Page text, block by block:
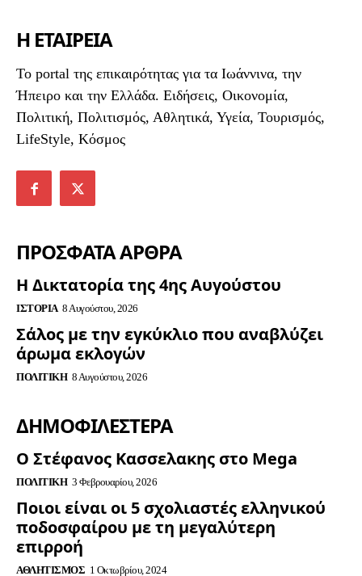
Η ΕΤΑΙΡΕΙΑ
To portal της επικαιρότητας για τα Ιωάννινα, την
Ήπειρο και την Ελλάδα. Ειδήσεις, Οικονομία,
Πολιτική, Πολιτισμός, Αθλητικά, Υγεία, Τουρισμός,
LifeStyle, Κόσμος
ΠΡΟΣΦΑΤΑ ΑΡΘΡΑ
Η Δικτατορία της 4ης Αυγούστου
ΙΣΤΟΡΊΑ 8 Αυγούστου, 2026
Σάλος με την εγκύκλιο που αναβλύζει
άρωμα εκλογών
ΠΟΛΙΤΙΚΉ 8 Αυγούστου, 2026
ΔΗΜΟΦΙΛΈΣΤΕΡΑ
Ο Στέφανος Κασσελακης στο Mega
ΠΟΛΙΤΙΚΉ 3 Φεβρουαρίου, 2026
Ποιοι είναι οι 5 σχολιαστές ελληνικού
ποδοσφαίρου με τη μεγαλύτερη
επιρροή
ΑΘΛΗΤΙΣΜΌΣ 1 Οκτωβρίου, 2024